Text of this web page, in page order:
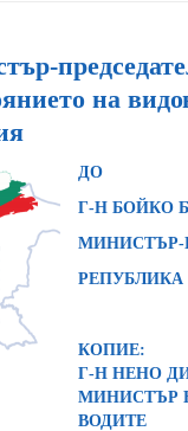
на
ДО
Г-Н БОЙКО
МИНИСТЪР-
РЕПУБЛИКА
КОПИЕ:
Г-Н НЕНО
МИНИСТЪР
ВОДИТЕ